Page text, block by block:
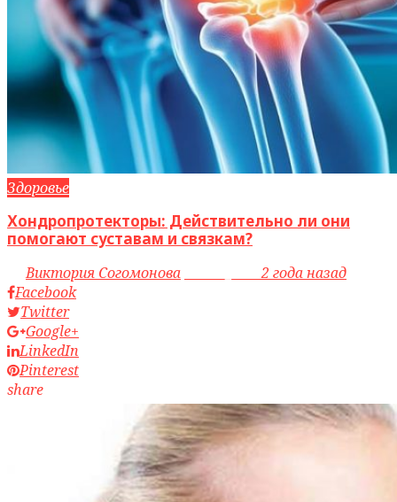
Здоровье
Хондропротекторы: Действительно ли они
помогают суставам и связкам?
byВиктория Согомонова access_time2 года назад
Facebook
Twitter
Google+
LinkedIn
Pinterest
share